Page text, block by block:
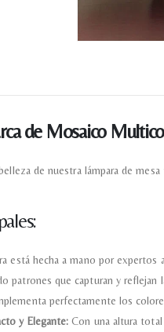
de Mosaico
de nuestra lámpara de
está hecha a mano por
patrones que capturan y reflejan
perfectamente los
y Elegante: Con una altura total